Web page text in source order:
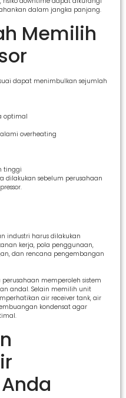
dalam jangka panjang.
Memilih
dapat menimbulkan sejumlah
optimal
overheating
tinggi
dilakukan sebelum perusahaan
industri harus dilakukan
kerja, pola penggunaan,
dan rencana pengembangan
memperoleh sistem
andal. Selain memilih unit
air receiver tank, air
kondensat agar